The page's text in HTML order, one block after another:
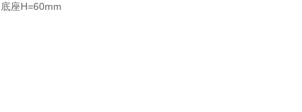
底座H=60mm